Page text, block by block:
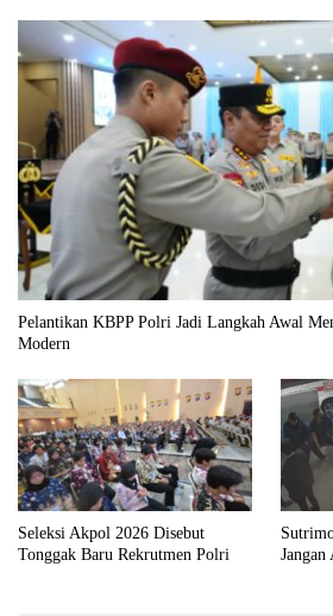
Pelantikan KBPP Polri Jadi Langkah Awal
Modern
Seleksi Akpol 2026 Disebut
Tonggak Baru Rekrutmen Polri